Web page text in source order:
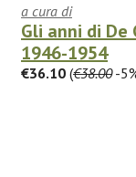
a cura di
Gli anni di De
1946-1954
€36.10 (€38.00-